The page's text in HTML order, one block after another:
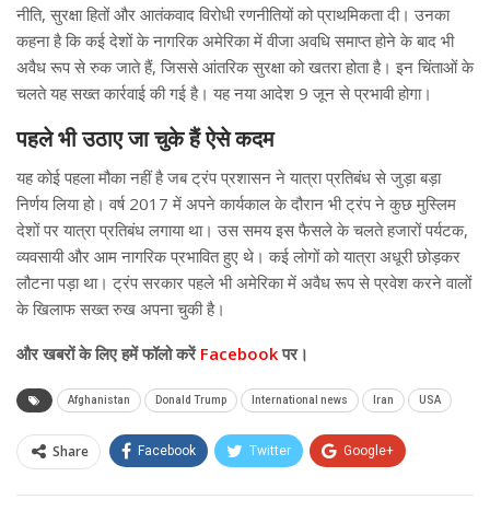
नीति, सुरक्षा हितों और आतंकवाद विरोधी रणनीतियों को प्राथमिकता दी। उनका
कहना है कि कई देशों के नागरिक अमेरिका में वीजा अवधि समाप्त होने के बाद भी
अवैध रूप से रुक जाते हैं, जिससे आंतरिक सुरक्षा को खतरा होता है। इन चिंताओं के
चलते यह सख्त कार्रवाई की गई है। यह नया आदेश 9 जून से प्रभावी होगा।
पहले भी उठाए जा चुके हैं ऐसे कदम
यह कोई पहला मौका नहीं है जब ट्रंप प्रशासन ने यात्रा प्रतिबंध से जुड़ा बड़ा
निर्णय लिया हो। वर्ष 2017 में अपने कार्यकाल के दौरान भी ट्रंप ने कुछ मुस्लिम
देशों पर यात्रा प्रतिबंध लगाया था। उस समय इस फैसले के चलते हजारों पर्यटक,
व्यवसायी और आम नागरिक प्रभावित हुए थे। कई लोगों को यात्रा अधूरी छोड़कर
लौटना पड़ा था। ट्रंप सरकार पहले भी अमेरिका में अवैध रूप से प्रवेश करने वालों
के खिलाफ सख्त रुख अपना चुकी है।
और खबरों के लिए हमें फॉलो करेंFacebookपर।
Afghanistan Donald Trump International news Iran USA
Share Facebook Twitter Google+